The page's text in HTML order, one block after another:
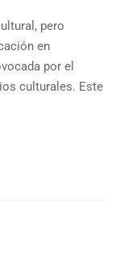
pero
en
por el
culturales. Este